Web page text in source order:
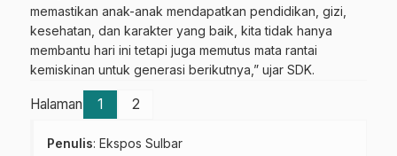
memastikan anak-anak mendapatkan pendidikan, gizi,
kesehatan, dan karakter yang baik, kita tidak hanya
membantu hari ini tetapi juga memutus mata rantai
kemiskinan untuk generasi berikutnya,” ujar SDK.
Halaman 1 2
Penulis: Ekspos Sulbar